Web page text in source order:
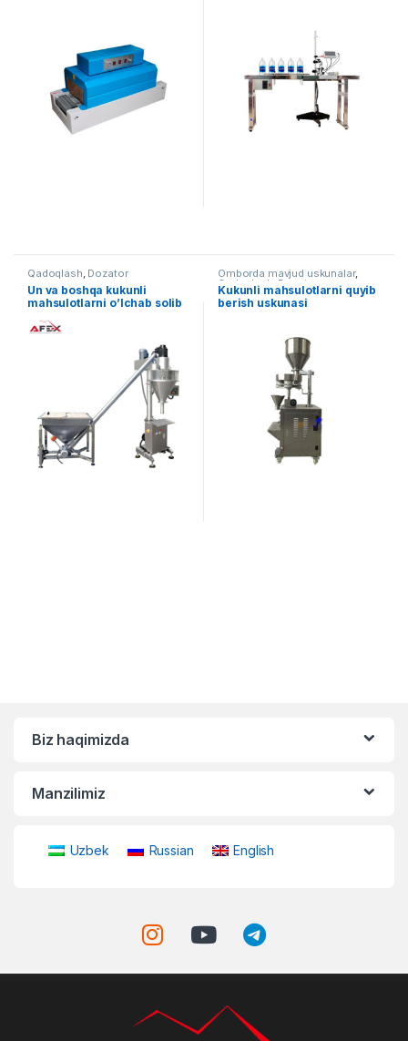
Qadoqlash, Dozator
Un va boshqa kukunli
mahsulotlarni o’lchab solib
Omborda mavjud uskunalar,
Qadoqlash Dozator
Kukunli mahsulotlarni quyib
berish uskunasi
Biz haqimizda
Manzilimiz
Uzbek Russian English